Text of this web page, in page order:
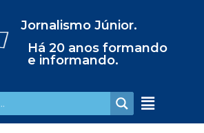
Jornalismo Júnior.
Há 20 anos formando
e informando.